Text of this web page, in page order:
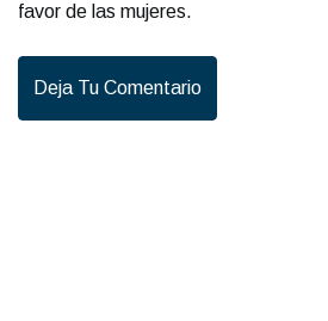
favor de las mujeres.
Deja Tu Comentario